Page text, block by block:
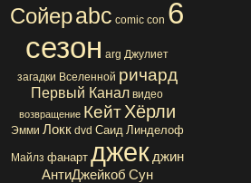
Сойерabc comic con 6
сезон arg Джулиет
загадки Вселенной ричард
Первый Канал видео
возвращение Кейт Хёрли
Эмми Локк dvd Саид Линделоф
Майлз фанарт джек джин
АнтиДжейкоб Сун